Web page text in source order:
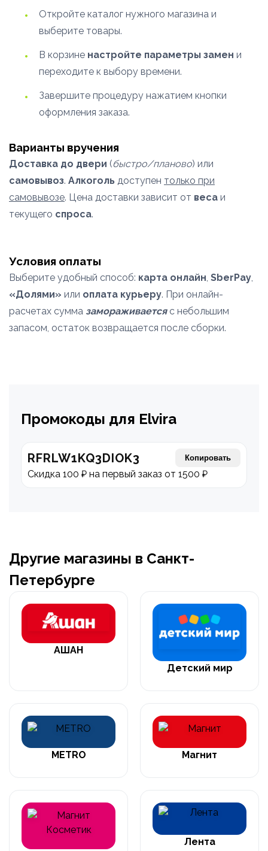
Откройте каталог нужного магазина и
выберите товары.
В корзине настройте параметры замен и
переходите к выбору времени.
Завершите процедуру нажатием кнопки
оформления заказа.
Варианты вручения
Доставка до двери (быстро/планово) или
самовывоз. Алкоголь доступен только при
самовывозе. Цена доставки зависит от веса и
текущего спроса.
Условия оплаты
Выберите удобный способ: карта онлайн, SberPay,
«Долями» или оплата курьеру. При онлайн-
расчетах сумма замораживаетсяс небольшим
запасом, остаток возвращается после сборки.
Промокоды для Elvira
RFRLW1KQ3DIOK3 Копировать
Скидка 100 ₽ на первый заказ от 1500 ₽
Другие магазины в Санкт-
Петербурге
АШАН
Детский мир
METRO Магнит
Лента